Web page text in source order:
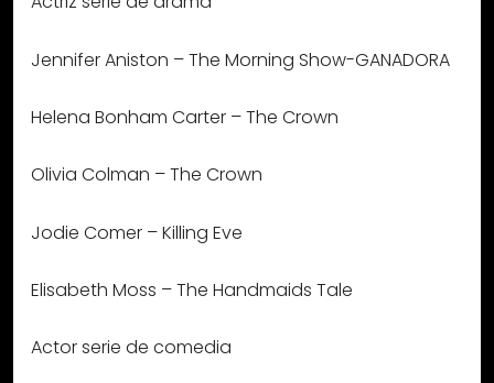
Jennifer Aniston – The Morning Show-GANADORA
Helena Bonham Carter – The Crown
Olivia Colman – The Crown
Jodie Comer – Killing Eve
Elisabeth Moss – The Handmaids Tale
Actor serie de comedia